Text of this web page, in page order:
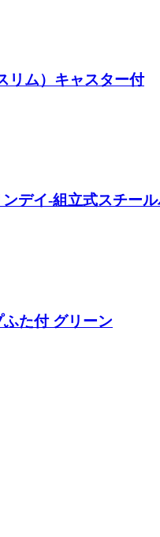
リム）キャスター付
デイ-組立式スチール
た付 グリーン